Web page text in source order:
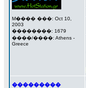
M���� ���: Oct 10,
2003
��������: 1679
����/����: Athens -
Greece
���������